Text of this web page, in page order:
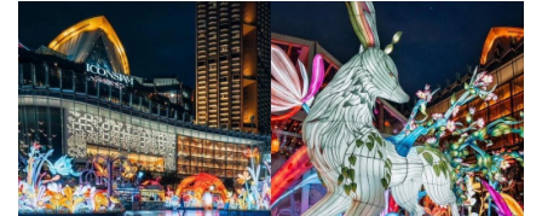
CbizReview
• Cyber BIZ
• ผู้จัดกวน
• Good health & Well-being
• Green Innovation & SD
• Management & HR